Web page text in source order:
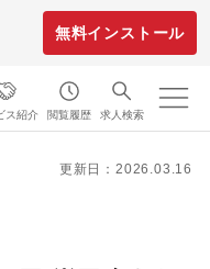
無料インストール
ス紹介 閲覧履歴 求人検索
更新日：2026.03.16